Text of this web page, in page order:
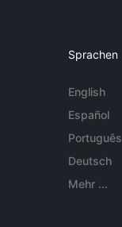
Sprachen
English
Español
Português
Deutsch
Mehr ...